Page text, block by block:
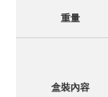
重量
盒裝內容